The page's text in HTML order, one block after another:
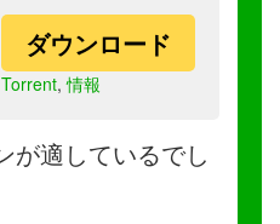
ダウンロード
Torrent,情報
が適しているでし